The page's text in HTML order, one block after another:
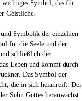
wichtiges Symbol, das für
Geistliche.
Symbolik der einzelnen
für die Seele und den
schließlich der
Leben und kommt durch
Das Symbol der
die in sich heranreift. Der
Sohn Gottes heranwächst